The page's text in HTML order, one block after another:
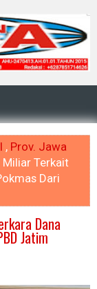
, Prov. Jawa
Miliar Terkait
Dari
Dana
Jatim